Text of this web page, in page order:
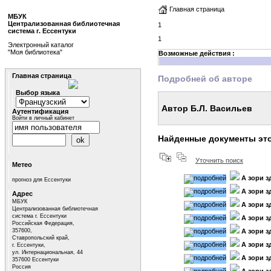
Главная страница
1
1
Возможные действия :
Подробней об авторе
Автор Б.Л. Васильев
Найденные документы
Уточнить поиск
А зори
А зори
А зори
А зори
А зори
А зори
А зори
МБУК
Централизованная библиотечная
система г. Ессентуки
Электронный каталог
"Моя библиотека"
Главная страница
Выбор языка
Аутентификация
Войти в личный кабинет
Метео
прогноз для Ессентуки
Адрес
МБУК
Централизованная библиотечная
система г. Ессентуки
Российская Федерация,
357600,
Ставропольский край,
г. Ессентуки,
ул. Интернациональная, 44
357600 Ессентуки
Россия